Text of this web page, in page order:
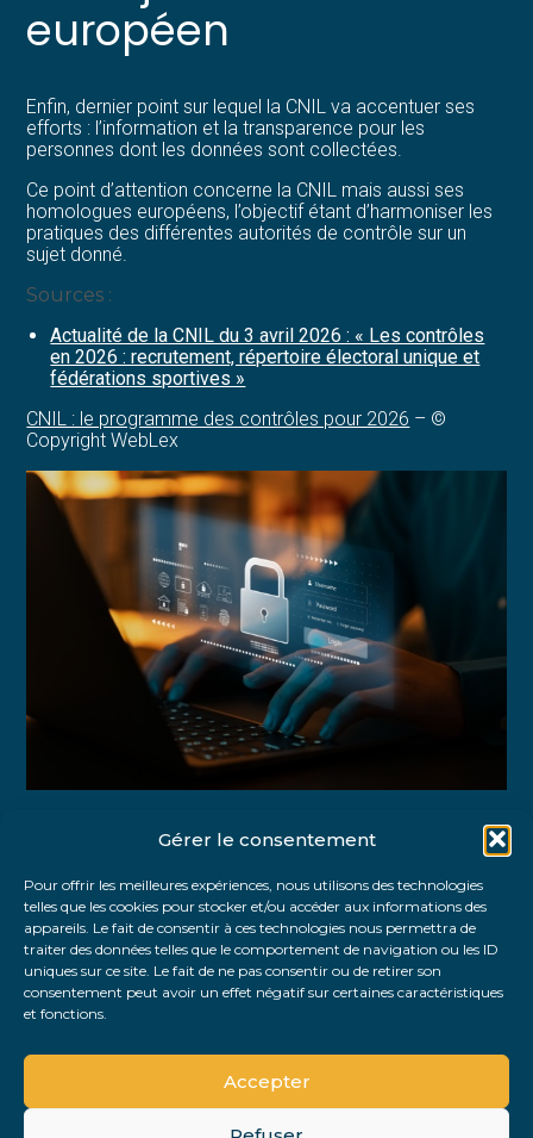
Gérer le consentement
Pour offrir les meilleures expériences, nous utilisons des technologies
telles que les cookies pour stocker et/ou accéder aux informations des
appareils. Le fait de consentir à ces technologies nous permettra de
traiter des données telles que le comportement de navigation ou les ID
uniques sur ce site. Le fait de ne pas consentir ou de retirer son
consentement peut avoir un effet négatif sur certaines caractéristiques
et fonctions.
Accepter
européen
Enfin, dernier point sur lequel la CNIL va accentuer ses
efforts : l’information et la transparence pour les
personnes dont les données sont collectées.
Ce point d’attention concerne la CNIL mais aussi ses
homologues européens, l’objectif étant d’harmoniser les
pratiques des différentes autorités de contrôle sur un
sujet donné.
Sources :
Actualité de la CNIL du 3 avril 2026 : « Les contrôles
en 2026 : recrutement, répertoire électoral unique et
fédérations sportives »
CNIL : le programme des contrôles pour 2026 – ©
Copyright WebLex
FaceBook
TwitterLinkedIn